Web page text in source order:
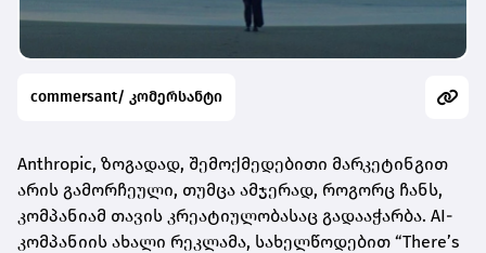
commersant/ კომერსანტი
Anthropic, ზოგადად, შემოქმედებითი მარკეტინგით
არის გამორჩეული, თუმცა ამჯერად, როგორც ჩანს,
კომპანიამ თავის კრეატიულობასაც გადააჭარბა. AI-
კომპანიის ახალი რეკლამა, სახელწოდებით “There’s